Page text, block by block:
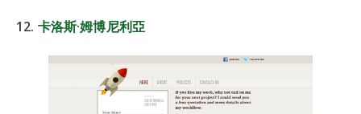
12. 卡洛斯·姆博尼利亞